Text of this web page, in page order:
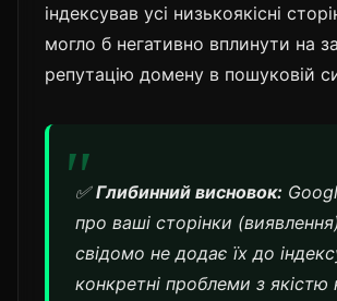
індексував усі низькоякісні
могло б негативно вплинути на
репутацію домену в пошуковій
✅Глибинний висновок:
про ваші сторінки
свідомо не додає їх до
конкретні проблеми з якістю